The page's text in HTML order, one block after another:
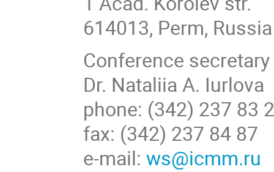
614013, Perm, Russia
Conference secretary
Dr. Nataliia A. Iurlova
phone: (342) 237 83
fax: (342) 237 84 87
e-mail:ws@icmm.ru